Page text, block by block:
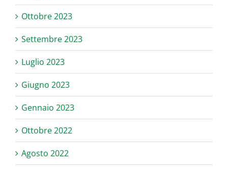
Ottobre 2023
Settembre 2023
Luglio 2023
Giugno 2023
Gennaio 2023
Ottobre 2022
Agosto 2022